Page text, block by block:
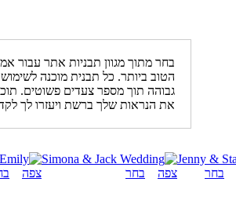
בחר מתוך מגוון תבניות אתר עבור
הטוב ביותר. כל תבנית מוכנה
גבוהה תוך מספר צעדים פשוטים.
את הנראות שלך ברשת ויעזרו לך
בחר צפה בחר צפה